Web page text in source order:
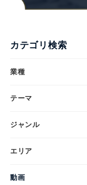
カテゴリ検索
業種
テーマ
ジャンル
エリア
動画